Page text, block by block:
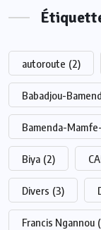
autoroute (2)
Babadjou-
Bamenda-
Biya (2)
Divers (3)
Francis Ngannou